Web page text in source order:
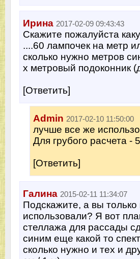
Ирина 2017-02-09 09:43:43
Скажите пожалуйста
....60 лампочек на метр
сколько нужно метров
х метровый подоконник
[Ответить]
Admin 2017-02-10 11:50:00
лучше все же
Для грубого расчета -
[Ответить]
Галина 2015-02-11 11:34:07
Подскажите, а вы
использовали? Я вот
стеллажа для рассады
синим еще какой то
сколько нужно и тех и